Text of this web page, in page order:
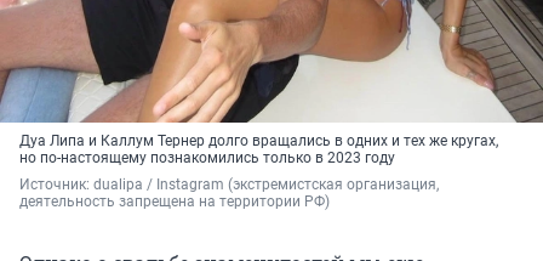
Дуа Липа и Каллум Тернер долго вращались в одних и тех же кругах,
но по-настоящему познакомились только в 2023 году
Источник: dualipa / Instagram (экстремистская организация,
деятельность запрещена на территории РФ)